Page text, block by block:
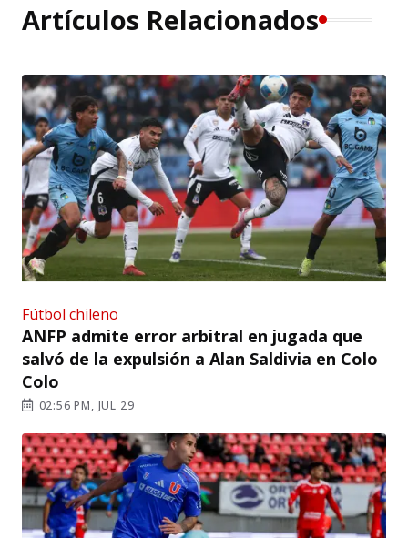
Artículos Relacionados
Fútbol chileno
ANFP admite error arbitral en jugada que
salvó de la expulsión a Alan Saldivia en Colo
Colo
02:56 PM, JUL 29